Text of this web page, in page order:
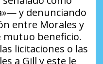
y denunciando
entre Morales y
mutuo beneficio.
licitaciones o las
a Gill y este le